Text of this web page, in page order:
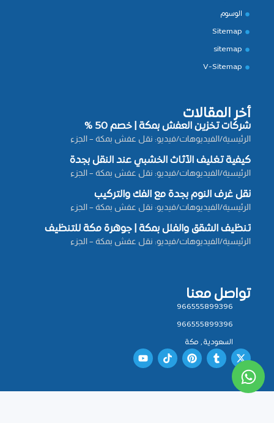
الوسوم
Sitemap
sitemap
V-Sitemap
أخر المقالات
شركات تخزين العفش بمكة | خصم 50 %
الرئيسية/الفيديوهات/فيديو: نقل عفش بمكة – الجزء
كيفية تغليف الأثاث الخشبي عند النقل بجدة
الرئيسية/الفيديوهات/فيديو: نقل عفش بمكة – الجزء
نقل غرف النوم بجدة مع الفك والتركيب
الرئيسية/الفيديوهات/فيديو: نقل عفش بمكة – الجزء
تنظيف الشقق والفلل بمكة | جوهرة مكة للتنظيف
الرئيسية/الفيديوهات/فيديو: نقل عفش بمكة – الجزء
تواصل معنا
966555899396
966555899396
السعودية , مكة
X
-
t
w
i
T
u
l
P
i
e
T
i
o
Y
o
u